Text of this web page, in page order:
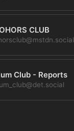
CLUB
Club - Reports